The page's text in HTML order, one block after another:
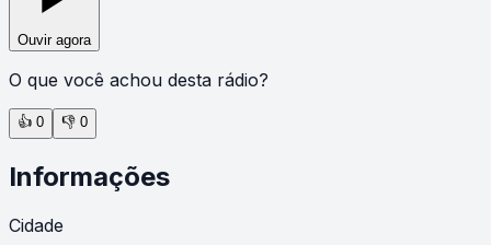
Ouvir agora
O que você achou desta rádio?
👍 0 👎 0
Informações
Cidade